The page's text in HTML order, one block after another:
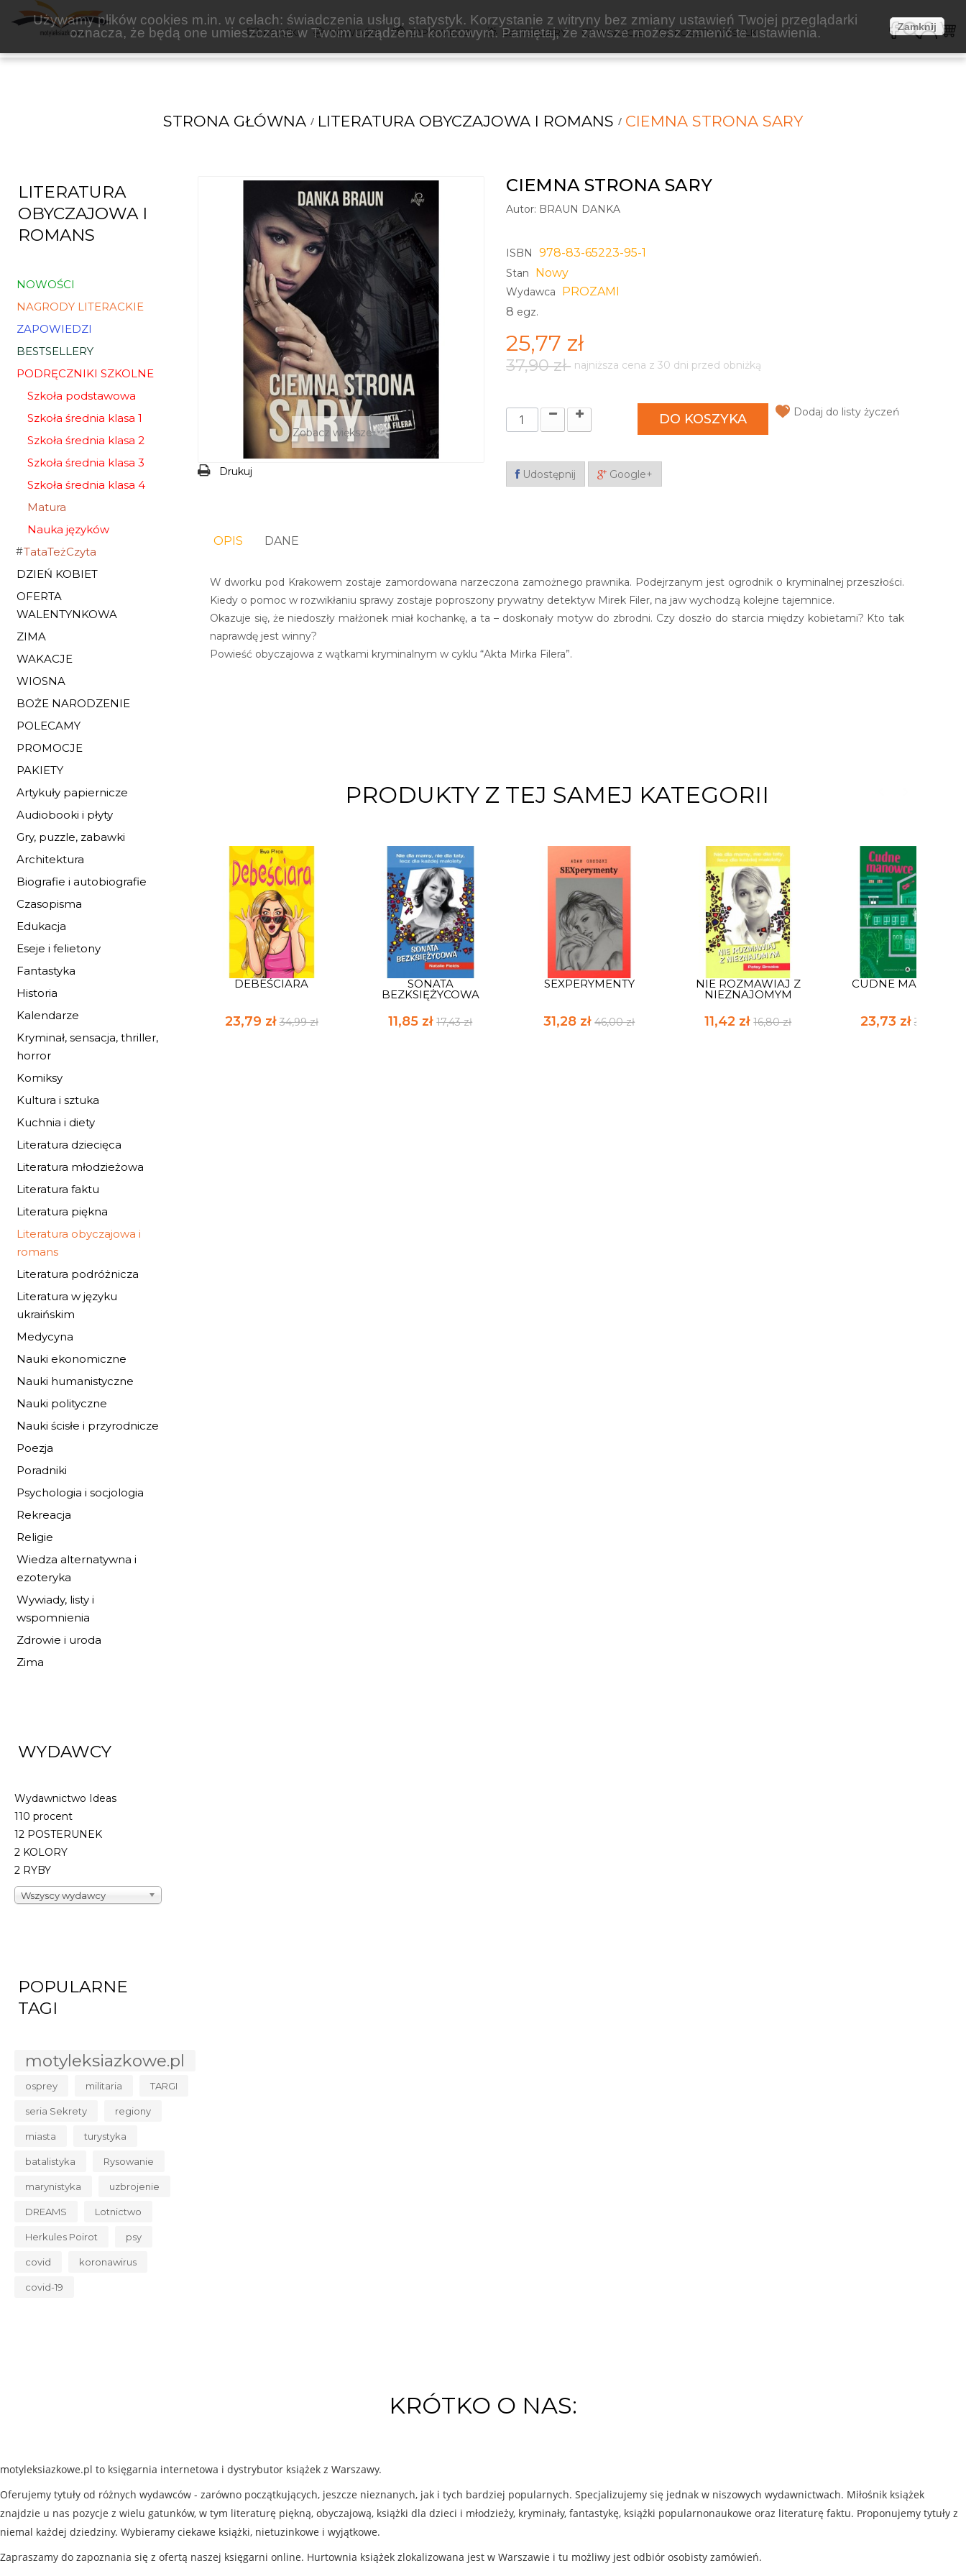
PROZAMI
Używamy plików cookies m.in. w celach: świadczenia usług, statystyk. Korzystanie z witryny bez zmiany ustawień Twojej przeglądarki
oznacza, że będą one umieszczane w Twoim urządzeniu końcowym. Pamiętaj, że zawsze możesz zmienić te ustawienia.
Zamknij
KSIĄŻKI NOWOŚCI ZAPOWIEDZI BESTSELLERY WAKACJE KOSZTY WYSYŁKI
STRONA GŁÓWNA LITERATURA OBYCZAJOWA I ROMANS CIEMNA STRONA SARY
LITERATURA
OBYCZAJOWA I
ROMANS
NOWOŚCI
NAGRODY LITERACKIE
ZAPOWIEDZI
BESTSELLERY
PODRĘCZNIKI SZKOLNE
Szkoła podstawowa
Szkoła średnia klasa 1
Szkoła średnia klasa 2
Szkoła średnia klasa 3
Szkoła średnia klasa 4
Matura
Nauka języków
TataTeżCzyta
DZIEŃ KOBIET
OFERTA
WALENTYNKOWA
ZIMA
WAKACJE
WIOSNA
BOŻE NARODZENIE
POLECAMY
PROMOCJE
PAKIETY
Artykuły papiernicze
Audiobooki i płyty
Gry, puzzle, zabawki
Architektura
Biografie i autobiografie
Czasopisma
Edukacja
Eseje i felietony
Fantastyka
Historia
Kalendarze
Kryminał, sensacja, thriller,
horror
Komiksy
Kultura i sztuka
Kuchnia i diety
Literatura dziecięca
Literatura młodzieżowa
Literatura faktu
Literatura piękna
Literatura obyczajowa i
romans
Literatura podróżnicza
Literatura w języku
ukraińskim
Medycyna
Nauki ekonomiczne
Nauki humanistyczne
Nauki polityczne
Nauki ścisłe i przyrodnicze
Poezja
Poradniki
Psychologia i socjologia
Rekreacja
Religie
Wiedza alternatywna i
ezoteryka
Wywiady, listy i
wspomnienia
Zdrowie i uroda
Zima
WYDAWCY
Wydawnictwo Ideas
110 procent
12 POSTERUNEK
2 KOLORY
2 RYBY
Wszyscy wydawcy
POPULARNE
TAGI
motyleksiazkowe.pl
osprey militaria TARGI
seria Sekrety regiony
miasta turystyka
batalistyka Rysowanie
marynistyka uzbrojenie
DREAMS Lotnictwo
Herkules Poirot psy
covid koronawirus
covid-19
Zobacz większe
Drukuj
CIEMNA STRONA SARY
Autor: BRAUN DANKA
ISBN 978-83-65223-95-1
Stan Nowy
Wydawca
PROZAMI
8 egz.
25,77 zł
37,90 zł najniższa cena z 30 dni przed obniżką
DO KOSZYKA Dodaj do listy życzeń
Udostępnij Google+
OPIS DANE
W dworku pod Krakowem zostaje zamordowana narzeczona zamożnego prawnika. Podejrzanym jest ogrodnik o kryminalnej przeszłości.
Kiedy o pomoc w rozwikłaniu sprawy zostaje poproszony prywatny detektyw Mirek Filer, na jaw wychodzą kolejne tajemnice.
Okazuje się, że niedoszły małżonek miał kochankę, a ta – doskonały motyw do zbrodni. Czy doszło do starcia między kobietami? Kto tak
naprawdę jest winny?
Powieść obyczajowa z wątkami kryminalnym w cyklu “Akta Mirka Filera”.
PRODUKTY Z TEJ SAMEJ KATEGORII
DEBEŚCIARA
23,79 zł 34,99 zł
SONATA
BEZKSIĘŻYCOWA
11,85 zł17,43 zł
SEXPERYMENTY
31,28 zł46,00 zł
NIE ROZMAWIAJ Z
NIEZNAJOMYM
11,42 zł16,80 zł
CUDNE MANOWCE
23,73 zł 34,90 zł
KRÓTKO O NAS:
motyleksiazkowe.pl to księgarnia internetowa i dystrybutor książek z Warszawy.
Oferujemy tytuły od różnych wydawców - zarówno początkujących, jeszcze nieznanych, jak i tych bardziej popularnych. Specjalizujemy się jednak w niszowych wydawnictwach. Miłośnik książek
znajdzie u nas pozycje z wielu gatunków, w tym literaturę piękną, obyczajową, książki dla dzieci i młodzieży, kryminały, fantastykę, książki popularnonaukowe oraz literaturę faktu. Proponujemy tytuły z
niemal każdej dziedziny. Wybieramy ciekawe książki, nietuzinkowe i wyjątkowe.
Zapraszamy do zapoznania się z ofertą naszej księgarni online. Hurtownia książek zlokalizowana jest w Warszawie i tu możliwy jest odbiór osobisty zamówień.